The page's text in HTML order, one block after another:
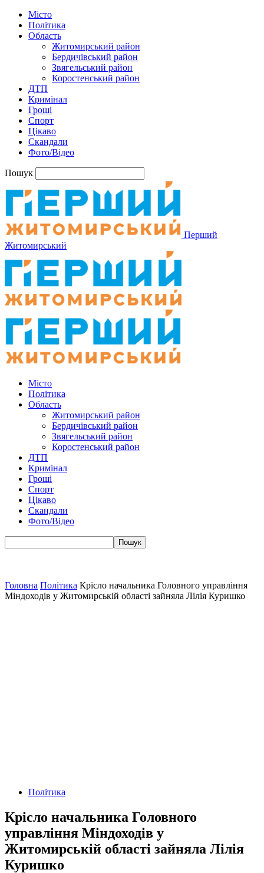
Місто
Політика
Область
Житомирський район
Бердичівський район
Звягельський район
Коростенський район
ДТП
Кримінал
Гроші
Спорт
Цікаво
Скандали
Фото/Відео
Пошук
Перший
Житомирський
Місто
Політика
Область
Житомирський район
Бердичівський район
Звягельський район
Коростенський район
ДТП
Кримінал
Гроші
Спорт
Цікаво
Скандали
Фото/Відео
Головна Політика Крісло начальника Головного управління
Міндоходів у Житомирській області зайняла Лілія Куришко
Політика
Крісло начальника Головного
управління Міндоходів у
Житомирській області зайняла Лілія
Куришко